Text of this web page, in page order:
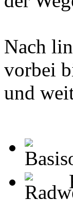
Nach
vorbei
und